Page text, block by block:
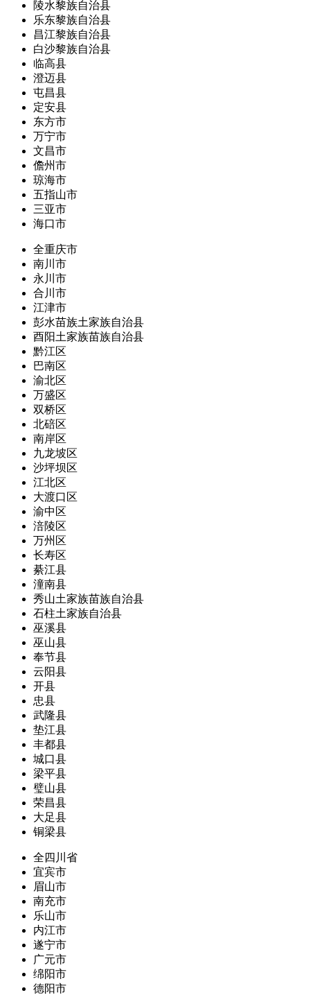
陵水黎族自治县
乐东黎族自治县
昌江黎族自治县
白沙黎族自治县
临高县
澄迈县
屯昌县
定安县
东方市
万宁市
文昌市
儋州市
琼海市
五指山市
三亚市
海口市
全重庆市
南川市
永川市
合川市
江津市
彭水苗族土家族自治县
酉阳土家族苗族自治县
黔江区
巴南区
渝北区
万盛区
双桥区
北碚区
南岸区
九龙坡区
沙坪坝区
江北区
大渡口区
渝中区
涪陵区
万州区
长寿区
綦江县
潼南县
秀山土家族苗族自治县
石柱土家族自治县
巫溪县
巫山县
奉节县
云阳县
开县
忠县
武隆县
垫江县
丰都县
城口县
梁平县
璧山县
荣昌县
大足县
铜梁县
全四川省
宜宾市
眉山市
南充市
乐山市
内江市
遂宁市
广元市
绵阳市
德阳市